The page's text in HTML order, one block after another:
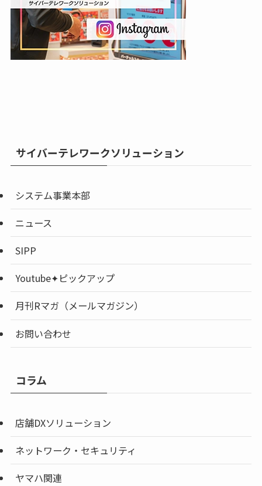
サイバーテレワークソリューション
システム事業本部
ニュース
SIPP
Youtube✦ピックアップ
月刊Rマガ（メールマガジン）
お問い合わせ
コラム
店舗DXソリューション
ネットワーク・セキュリティ
ヤマハ関連